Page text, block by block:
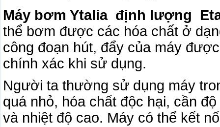
Máy bơm Ytalia định lượng
thể bơm được các hóa chất ở
công đoạn hút, đẩy của máy
chính xác khi sử dụng.
Người ta thường sử dụng máy
quá nhỏ, hóa chất độc hại, cần
và nhiệt độ cao. Máy có thể kết